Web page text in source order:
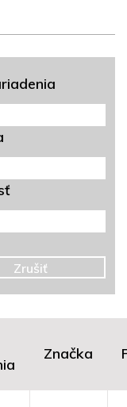
Zrušiť
Značka